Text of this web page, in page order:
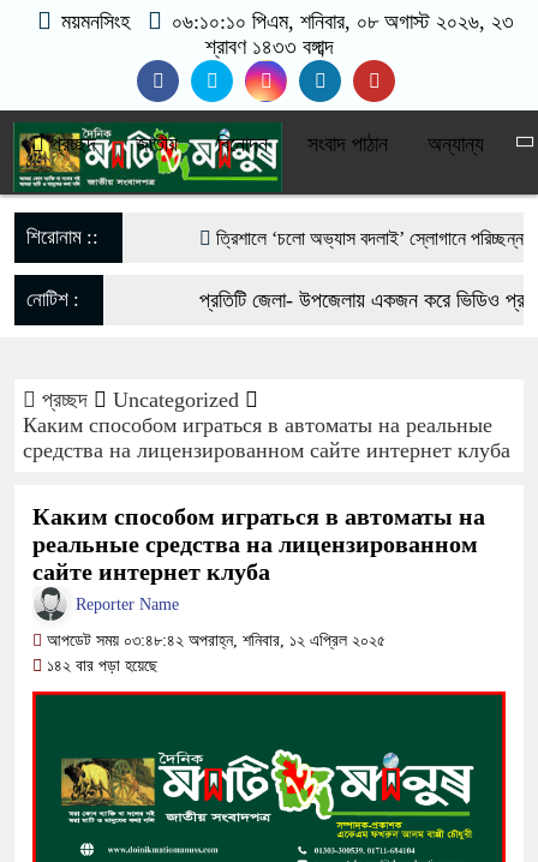
ময়মনসিংহ ০৬:১০:১২ পিএম, শনিবার, ০৮ অগাস্ট ২০২৬, ২৩
শ্রাবণ ১৪৩৩ বঙ্গাব্দ
প্রচ্ছদ জাতীয় বিনোদন সংবাদ পাঠান অন্যান্য
শিরোনাম :: ‎ত্রিশালে ‘চলো অভ্যাস বদলাই’ স্লোগানে পরিচ্ছন্নতা
আওয়ামী লীগের নিষেধাজ্ঞা প্রত্যাহারের দাবি, শেখ হাসিনার
পাকা সেতুর অভাবে ৫০ হাজার মানুষের ভরসা নড়বড়ে কাঠের
ভারী বৃষ্টিতে ছেপটখালীর একমাত্র সড়ক বিধ্বস্ত: যোগাযোগ
অতিবৃষ্টিতে পূর্বধলায় জনজীবন স্থবির, চরম দুর্ভোগে শ্রমজীবী ও
আওয়ামী লীগ আমলে এক তৃতীয়াংশ অর্থ লোপাট হওয়ায় ২
বিপাকে জানিয়েছে গভর্নর
সরকারকে ব্যর্থ করতে দেশের বিরুদ্ধে একটি দল চক্রান্ত
দেশের বাজারে ফের বড় ধাক্কা: এক লাফে অনেকটা বাড়ল
বিচার প্রক্রিয়া শুরু: হাছান-নওফেলসহ ২২ আসামির বিরুদ্ধে
নোটিশ : প্রতিটি জেলা- উপজেলায় একজন করে ভিডিও
017-11684104, 013-03300539.
প্রচ্ছদ
Uncategorized
Каким способом играться в автоматы на реальные
средства на лицензированном сайте интернет клуба
Каким способом играться в автоматы на
реальные средства на лицензированном
сайте интернет клуба
Reporter Name
আপডেট সময় ০৩:৪৮:৪২ অপরাহ্ন, শনিবার, ১২ এপ্রিল ২০২৫
১৪২ বার পড়া হয়েছে